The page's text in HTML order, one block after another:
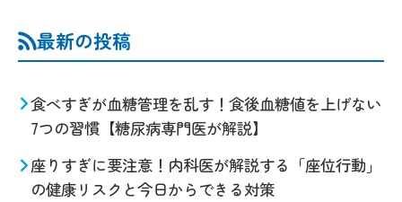
最新の投稿
食べすぎが血糖管理を乱す！食後血糖値を上げない
7つの習慣【糖尿病専門医が解説】
座りすぎに要注意！内科医が解説する「座位行動」
の健康リスクと今日からできる対策